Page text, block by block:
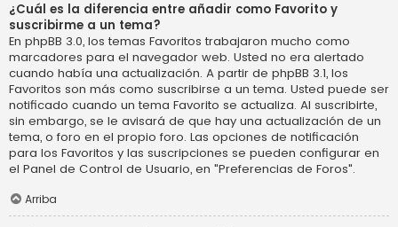
¿Cuál es la diferencia entre añadir como Favorito y
suscribirme a un tema?
En phpBB 3.0, los temas Favoritos trabajaron mucho como
marcadores para el navegador web. Usted no era alertado
cuando había una actualización. A partir de phpBB 3.1, los
Favoritos son más como suscribirse a un tema. Usted puede ser
notificado cuando un tema Favorito se actualiza. Al suscribirte,
sin embargo, se le avisará de que hay una actualización de un
tema, o foro en el propio foro. Las opciones de notificación
para los Favoritos y las suscripciones se pueden configurar en
el Panel de Control de Usuario, en "Preferencias de Foros".
Arriba